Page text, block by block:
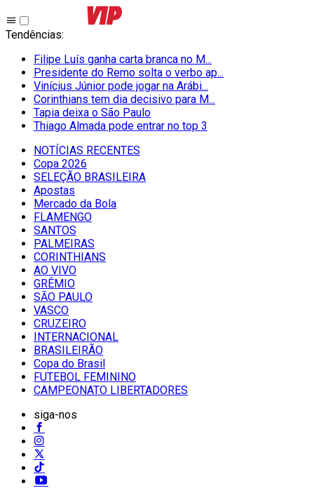
Tendências:
Filipe Luís ganha carta branca no M...
Presidente do Remo solta o verbo ap...
Vinícius Júnior pode jogar na Arábi...
Corinthians tem dia decisivo para M...
Tapia deixa o São Paulo
Thiago Almada pode entrar no top 3
NOTÍCIAS RECENTES
Copa 2026
SELEÇÃO BRASILEIRA
Apostas
Mercado da Bola
FLAMENGO
SANTOS
PALMEIRAS
CORINTHIANS
AO VIVO
GRÊMIO
SĀO PAULO
VASCO
CRUZEIRO
INTERNACIONAL
BRASILEIRÃO
Copa do Brasil
FUTEBOL FEMININO
CAMPEONATO LIBERTADORES
siga-nos